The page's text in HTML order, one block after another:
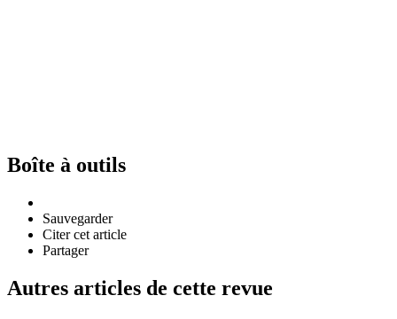
Boîte à outils
Sauvegarder
Citer cet article
Partager
Autres articles de cette revue